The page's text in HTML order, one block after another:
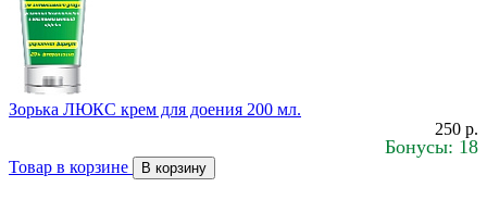
Зорька ЛЮКС крем для доения 200 мл.
250 р.
Бонусы: 18
Товар в корзине В корзину